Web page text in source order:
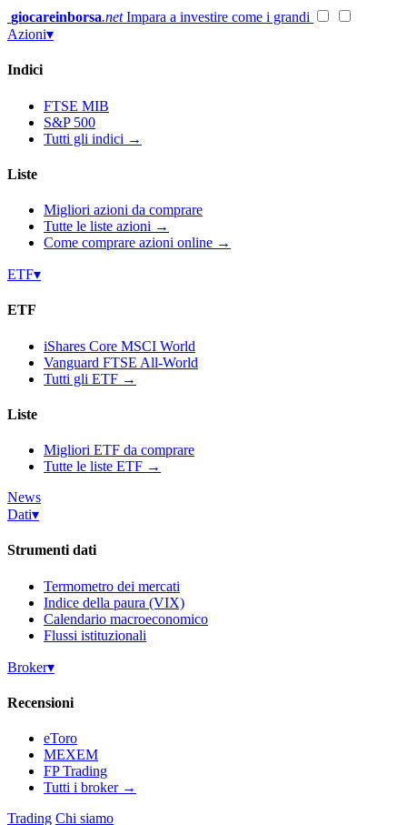
Vai
al
giocareinborsa.net Impara a investire come i grandi
Azioni▾
Indici
FTSE MIB
S&P 500
Tutti gli indici →
Liste
Migliori azioni da comprare
Tutte le liste azioni →
Come comprare azioni online →
ETF▾
ETF
iShares Core MSCI World
Vanguard FTSE All-World
Tutti gli ETF →
Liste
Migliori ETF da comprare
Tutte le liste ETF →
News
Dati▾
Strumenti dati
Termometro dei mercati
Indice della paura (VIX)
Calendario macroeconomico
Flussi istituzionali
Broker▾
Recensioni
eToro
MEXEM
FP Trading
Tutti i broker →
Trading Chi siamo